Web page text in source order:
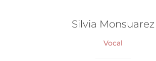
Silvia Monsuarez
Vocal